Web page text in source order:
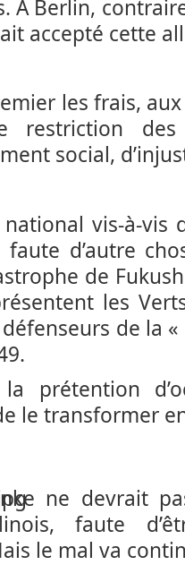
A Berlin,
accepté cette
les frais,
des
social,
vis-à-vis
d’autre
de
les
de la
prétention
le transformer
ne devrait
faute
le mal va